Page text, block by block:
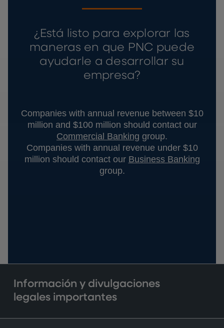
¿Está listo para explorar las
maneras en que PNC puede
ayudarle a desarrollar su
empresa?
Companies with annual revenue between $10
million and $100 million should contact our
Commercial Banking group.
Companies with annual revenue under $10
million should contact our Business Banking
group.
Información y divulgaciones
legales importantes